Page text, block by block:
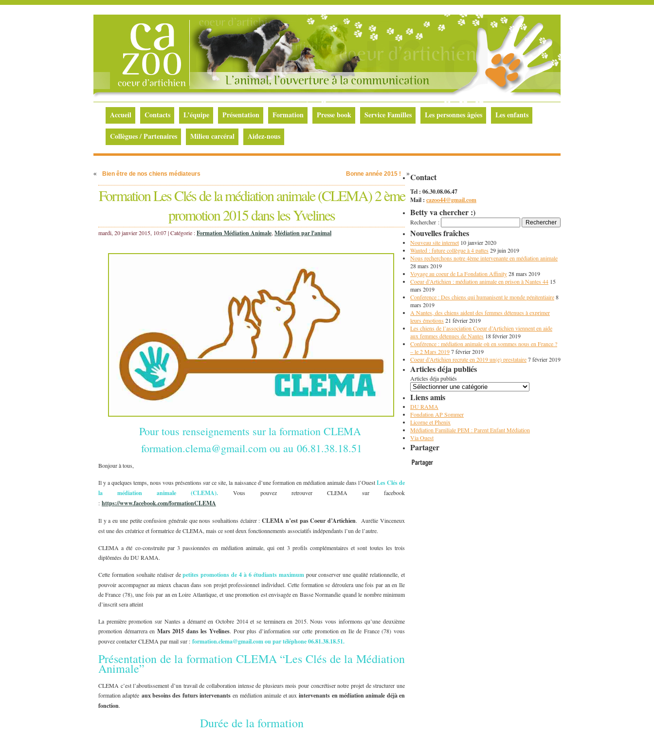
Accueil Contacts L’équipe Présentation Formation Presse book Service Familles Les personnes âgées Les enfants
Collègues / Partenaires Milieu carcéral Aidez-nous
« Bien être de nos chiens médiateurs Bonne année 2015 ! »
Formation Les Clés de la médiation animale (CLEMA) 2 ème
promotion 2015 dans les Yvelines
mardi, 20 janvier 2015, 10:07 | Catégorie :Formation Médiation Animale, Médiation par l'animal
Pour tous renseignements sur la formation CLEMA
formation.clema@gmail.com ou au 06.81.38.18.51
Bonjour à tous,
Il y a quelques temps, nous vous présentions sur ce site, la naissance d’une formation en médiation animale dans l’OuestLes Clés de
la médiation animale (CLEMA). Vous pouvez retrouver CLEMA sur facebook
: https://www.facebook.com/formationCLEMA
Il y a eu une petite confusion générale que nous souhaitions éclairer :CLEMA n’est pas Coeur d’Artichien. Aurélie Vinceneux
est une des créatrice et formatrice de CLEMA, mais ce sont deux fonctionnements associatifs indépendants l’un de l’autre.
CLEMA a été co-construite par 3 passionnées en médiation animale, qui ont 3 profils complémentaires et sont toutes les trois
diplômées du DU RAMA.
Cette formation souhaite réaliser depetites promotions de 4 à 6 étudiants maximumpour conserver une qualité relationnelle, et
pouvoir accompagner au mieux chacun dans son projet professionnel individuel. Cette formation se déroulera une fois par an en Ile
de France (78), une fois par an en Loire Atlantique, et une promotion est envisagée en Basse Normandie quand le nombre minimum
d’inscrit sera atteint
La première promotion sur Nantes a démarré en Octobre 2014 et se terminera en 2015. Nous vous informons qu’une deuxième
promotion démarrera en Mars 2015 dans les Yvelines. Pour plus d’information sur cette promotion en Ile de France (78) vous
pouvez contacter CLEMA par mail sur : formation.clema@gmail.com ou par téléphone 06.81.38.18.51.
Présentation de la formation CLEMA “Les Clés de la Médiation
Animale”
CLEMA c’est l’aboutissement d’un travail de collaboration intense de plusieurs mois pour concrétiser notre projet de structurer une
formation adaptée aux besoins des futurs intervenants en médiation animale et auxintervenants en médiation animale déjà en
fonction.
Durée de la formation
Contact
Tel : 06.30.08.06.47
Mail : cazoo44@gmail.com
Betty va chercher :)
Rechercher :
Nouvelles fraîches
Nouveau site internet 10 janvier 2020
Wanted : future collègue à 4 pattes 29 juin 2019
Nous recherchons notre 4ème intervenante en médiation animale
28 mars 2019
Voyage au coeur de La Fondation Affinity28 mars 2019
Coeur d’Artichien : médiation animale en prison à Nantes 44 15
mars 2019
Conference : Des chiens qui humanisent le monde pénitentiaire8
mars 2019
A Nantes, des chiens aident des femmes détenues à exprimer
leurs émotions 21 février 2019
Les chiens de l’association Coeur d’Artichien viennent en aide
aux femmes détenues de Nantes 18 février 2019
Conférence : médiation animale où en sommes nous en France ?
– le 2 Mars 20197 février 2019
Coeur d’Artichien recrute en 2019 un(e) prestataire7 février 2019
Articles déja publiés
Articles déja publiés
Liens amis
DU RAMA
Fondation AP Sommer
Licorne et Phenix
Médiation Familiale PEM : Parent Enfant Médiation
Via Ouest
Partager